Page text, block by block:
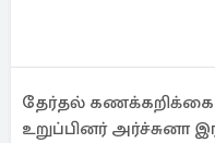
தேர்தல் கணக்கறிக்கை
உறுப்பினர் அர்ச்சுனா